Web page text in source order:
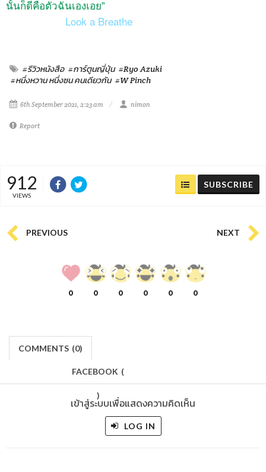
นั้นก็ดีคือตัวฉันเองเอย”
Look a Breathe
#รีวิวหนังสือ #การ์ตูนญี่ปุ่น #Ryo Azuki
#หนึ่งหวาน หนึ่งซน คนเดียวกัน #W Pinch
6th September 2021, 2:23 am nimon
Report
912
VIEWS
SUBSCRIBE
PREVIOUS NEXT
0 0 0 0 0 0
COMMENTS (0)
FACEBOOK (
)
เข้าสู่ระบบเพื่อแสดงความคิดเห็น
LOG IN